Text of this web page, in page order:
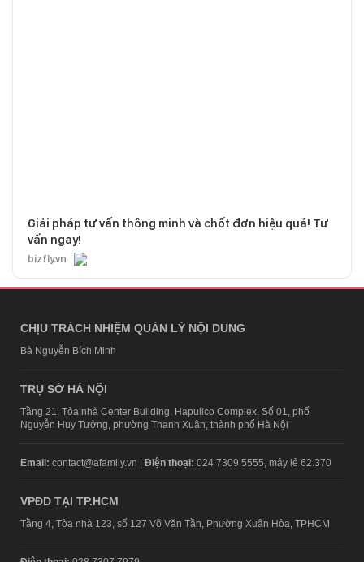
Giải pháp tư vấn thông minh và chốt đơn hiệu quả! Tư
vấn ngay!
bizfly.vn
CHỊU TRÁCH NHIỆM QUẢN LÝ NỘI DUNG
Bà Nguyễn Bích Minh
TRỤ SỞ HÀ NỘI
Tầng 21, Tòa nhà Center Building, Hapulico Complex, Số 01, phố
Nguyễn Huy Tưởng, phường Thanh Xuân, thành phố Hà Nội
Email: contact@afamily.vn | Điện thoại: 024 7309 5555, máy lẻ 62.370
VPĐD TẠI TP.HCM
Tầng 4, Tòa nhà 123, số 127 Võ Văn Tần, Phường Xuân Hòa, TPHCM